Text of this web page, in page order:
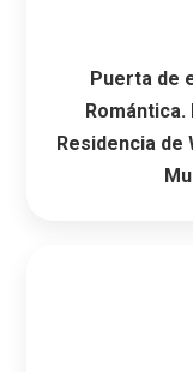
Puerta de
Residencia de